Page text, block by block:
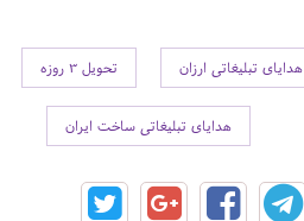
هدایای تبلیغاتی ارزان تحویل 3 روزه
هدایای تبلیغاتی ساخت ایران